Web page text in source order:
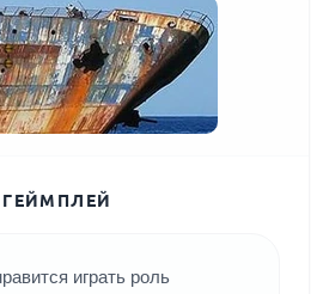
играть роль